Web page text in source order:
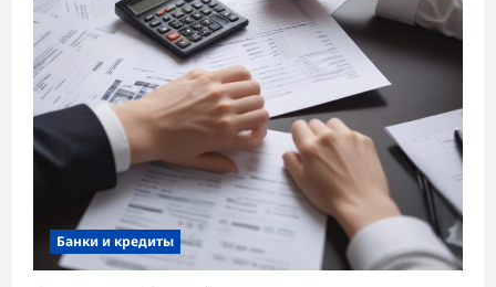
Банки и кредиты